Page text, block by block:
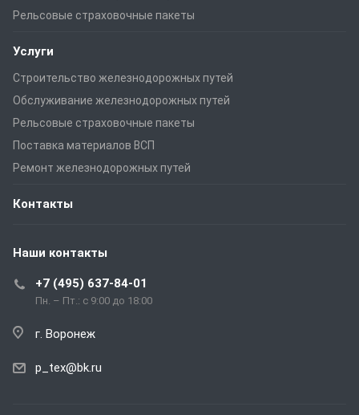
Рельсовые страховочные пакеты
Услуги
Строительство железнодорожных путей
Обслуживание железнодорожных путей
Рельсовые страховочные пакеты
Поставка материалов ВСП
Ремонт железнодорожных путей
Контакты
Наши контакты
+7 (495) 637-84-01
Пн. – Пт.: с 9:00 до 18:00
г. Воронеж
p_tex@bk.ru